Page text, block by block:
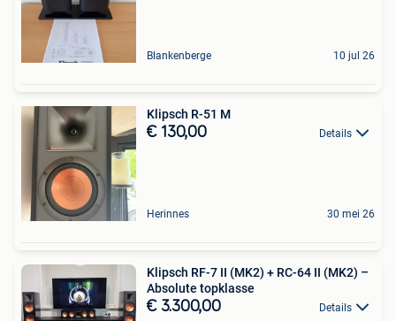
Blankenberge 10 jul 26
Klipsch R-51 M
€ 130,00 Details
Herinnes 30 mei 26
Klipsch RF-7 II (MK2) + RC-64 II (MK2) –
Absolute topklasse
€ 3.300,00 Details